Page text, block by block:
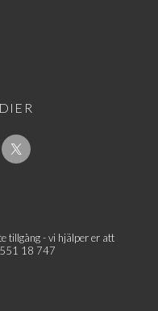
tillgång - vi hjälper er att
18 747